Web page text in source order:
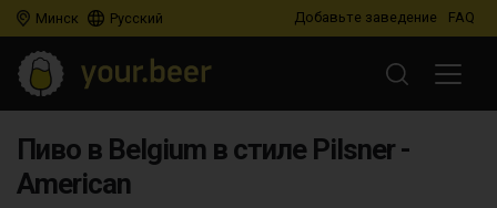
Минск Русский Добавьте заведение FAQ
Пиво в Belgium в стиле Pilsner -
American